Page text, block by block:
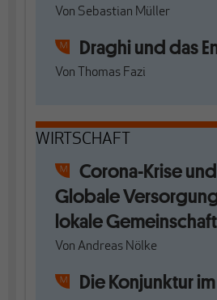
Von Sebastian Müller
Draghi und das
Von Thomas Fazi
WIRTSCHAFT
Corona-Krise
Globale
lokale
Von Andreas Nölke
Die Konjunktur